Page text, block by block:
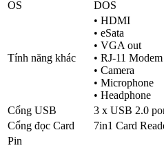
OS DOS
Tính năng khác
• HDMI
• eSata
• VGA out
• RJ-11 Modem
• Camera
• Microphone
• Headphone
Cổng USB
3 x USB 2.0
Cổng đọc Card
7in1 Card
Pin